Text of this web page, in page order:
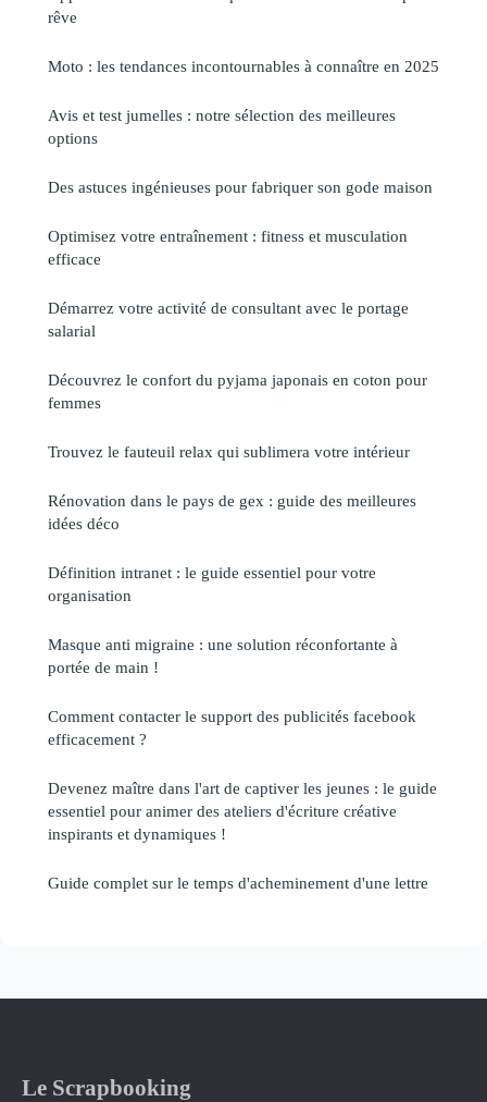
rêve
Moto : les tendances incontournables à connaître en 2025
Avis et test jumelles : notre sélection des meilleures
options
Des astuces ingénieuses pour fabriquer son gode maison
Optimisez votre entraînement : fitness et musculation
efficace
Démarrez votre activité de consultant avec le portage
salarial
Découvrez le confort du pyjama japonais en coton pour
femmes
Trouvez le fauteuil relax qui sublimera votre intérieur
Rénovation dans le pays de gex : guide des meilleures
idées déco
Définition intranet : le guide essentiel pour votre
organisation
Masque anti migraine : une solution réconfortante à
portée de main !
Comment contacter le support des publicités facebook
efficacement ?
Devenez maître dans l'art de captiver les jeunes : le guide
essentiel pour animer des ateliers d'écriture créative
inspirants et dynamiques !
Guide complet sur le temps d'acheminement d'une lettre
Le Scrapbooking